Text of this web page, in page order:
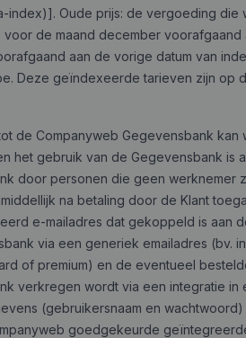
index)]. Oude prijs: de vergoeding
voor de maand december
aan de vorige datum van
Deze geïndexeerde tarieven zijn op
de Companyweb Gegevensbank
het gebruik van de Gegevensbank is
door personen die geen werknemer
na betaling door de Klant
e-mailadres dat gekoppeld is aan
via een generiek emailadres (bv.
of premium) en de eventueel
verkregen wordt via een integratie
(gebruikersnaam en
goedgekeurde